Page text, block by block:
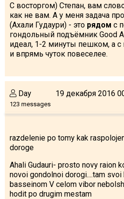
С восторгом) Степан, вам
как не вам. А у меня задача
(Ахали Гудаури) - это рядом с
гондольный подъёмник Good
идеал, 1-2 минуты пешком, а с
и впрямь чуток повеселее.
Day
123 messages
19 декабря 2016
razdelenie po tomy kak
doroge
Ahali Gudauri- prosto novy raion
novoi gondolnoi dorogi....tam
basseinom V celom vibor
hodit po drugim mestam